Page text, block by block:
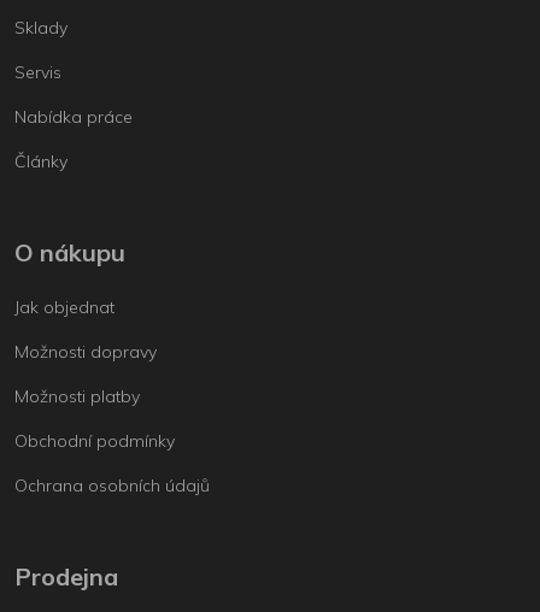
Sklady
Servis
Nabídka práce
Články
O nákupu
Jak objednat
Možnosti dopravy
Možnosti platby
Obchodní podmínky
Ochrana osobních údajů
Prodejna